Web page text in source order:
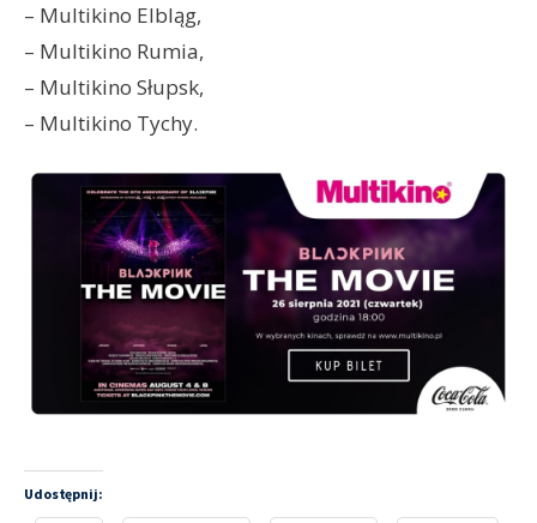
– Multikino Elbląg,
– Multikino Rumia,
– Multikino Słupsk,
– Multikino Tychy.
Udostępnij: